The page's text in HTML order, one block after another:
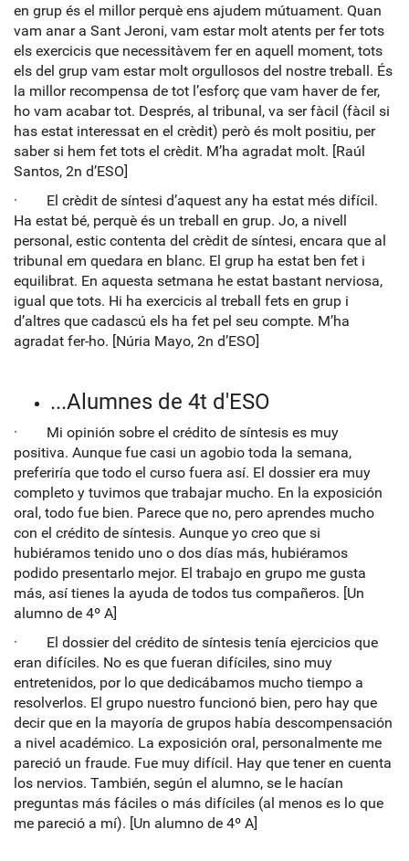
en grup és el millor perquè ens ajudem mútuament. Quan
vam anar a Sant Jeroni, vam estar molt atents per fer tots
els exercicis que necessitàvem fer en aquell moment, tots
els del grup vam estar molt orgullosos del nostre treball. És
la millor recompensa de tot l’esforç que vam haver de fer,
ho vam acabar tot. Després, al tribunal, va ser fàcil (fàcil si
has estat interessat en el crèdit) però és molt positiu, per
saber si hem fet tots el crèdit. M’ha agradat molt. [Raúl
Santos, 2n d’ESO]
· El crèdit de síntesi d’aquest any ha estat més difícil.
Ha estat bé, perquè és un treball en grup. Jo, a nivell
personal, estic contenta del crèdit de síntesi, encara que al
tribunal em quedara en blanc. El grup ha estat ben fet i
equilibrat. En aquesta setmana he estat bastant nerviosa,
igual que tots. Hi ha exercicis al treball fets en grup i
d’altres que cadascú els ha fet pel seu compte. M’ha
agradat fer-ho. [Núria Mayo, 2n d’ESO]
...Alumnes de 4t d'ESO
· Mi opinión sobre el crédito de síntesis es muy
positiva. Aunque fue casi un agobio toda la semana,
preferiría que todo el curso fuera así. El dossier era muy
completo y tuvimos que trabajar mucho. En la exposición
oral, todo fue bien. Parece que no, pero aprendes mucho
con el crédito de síntesis. Aunque yo creo que si
hubiéramos tenido uno o dos días más, hubiéramos
podido presentarlo mejor. El trabajo en grupo me gusta
más, así tienes la ayuda de todos tus compañeros. [Un
alumno de 4º A]
· El dossier del crédito de síntesis tenía ejercicios que
eran difíciles. No es que fueran difíciles, sino muy
entretenidos, por lo que dedicábamos mucho tiempo a
resolverlos. El grupo nuestro funcionó bien, pero hay que
decir que en la mayoría de grupos había descompensación
a nivel académico. La exposición oral, personalmente me
pareció un fraude. Fue muy difícil. Hay que tener en cuenta
los nervios. También, según el alumno, se le hacían
preguntas más fáciles o más difíciles (al menos es lo que
me pareció a mí). [Un alumno de 4º A]